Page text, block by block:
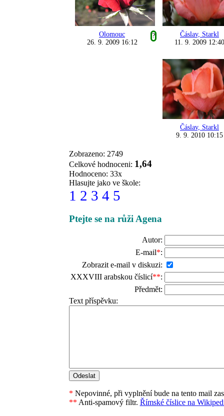
Olomouc
?
26. 9. 2009 16:12
Čáslav, Starkl
11. 9. 2009 12:40
Čáslav, Starkl
9. 9. 2010 10:15
Zobrazeno: 2749
Celkové hodnoceni: 1,64
Hodnoceno: 33x
Hlasujte jako ve škole:
1 2 3 4 5
Ptejte se na růži Agena
Autor:
E-mail*:
Zobrazit e-mail v diskuzi:
XXXVIII arabskou číslicí**:
Předmět:
Text příspěvku:
* Nepovinné, při vyplnění bude na tento mail
** Anti-spamový filtr. Římské číslice na